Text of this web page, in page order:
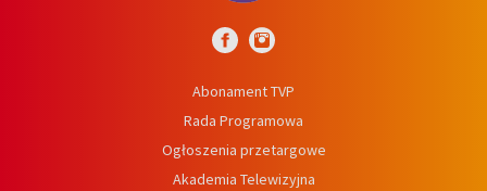
Abonament TVP
Rada Programowa
Ogłoszenia przetargowe
Akademia Telewizyjna